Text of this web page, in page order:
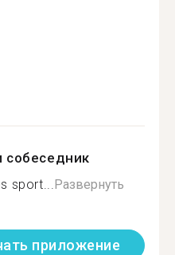
собеседник
sport... Развернуть
приложение